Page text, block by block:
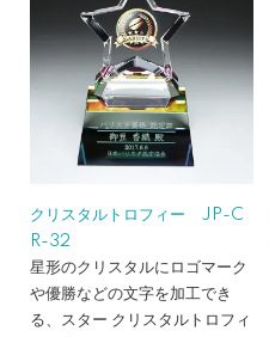
クリスタルトロフィー JP-C
R-32
星形のクリスタルにロゴマーク
や優勝などの文字を加工でき
る、スター クリスタルトロフィ